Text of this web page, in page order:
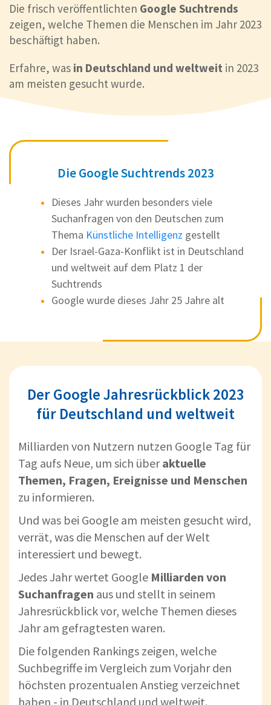
Die frisch veröffentlichten Google Suchtrends
zeigen, welche Themen die Menschen im Jahr 2023
beschäftigt haben.
Erfahre, was in Deutschland und weltweit in 2023
am meisten gesucht wurde.
Die Google Suchtrends 2023
Dieses Jahr wurden besonders viele
Suchanfragen von den Deutschen zum
Thema Künstliche Intelligenz gestellt
Der Israel-Gaza-Konflikt ist in Deutschland
und weltweit auf dem Platz 1 der
Suchtrends
Google wurde dieses Jahr 25 Jahre alt
Der Google Jahresrückblick 2023
für Deutschland und weltweit
Milliarden von Nutzern nutzen Google Tag für
Tag aufs Neue, um sich überaktuelle
Themen, Fragen, Ereignisse und Menschen
zu informieren.
Und was bei Google am meisten gesucht wird,
verrät, was die Menschen auf der Welt
interessiert und bewegt.
Jedes Jahr wertet Google Milliarden von
Suchanfragen aus und stellt in seinem
Jahresrückblick vor, welche Themen dieses
Jahr am gefragtesten waren.
Die folgenden Rankings zeigen, welche
Suchbegriffe im Vergleich zum Vorjahr den
höchsten prozentualen Anstieg verzeichnet
haben - in Deutschland und weltweit.